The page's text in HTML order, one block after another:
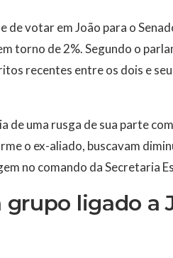
de votar em João para o
torno de 2%. Segundo o
recentes entre os dois e
de uma rusga de sua parte
o ex-aliado, buscavam
no comando da Secretaria
ligado a